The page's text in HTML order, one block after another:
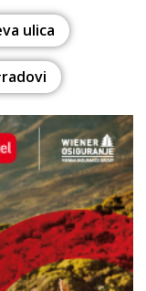
ulica